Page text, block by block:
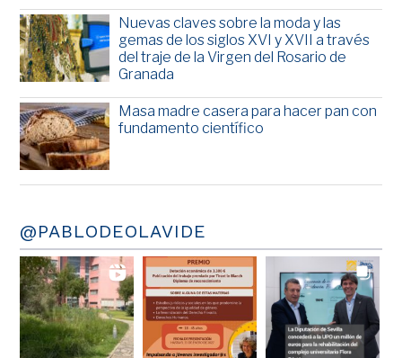
Nuevas claves sobre la moda y las
gemas de los siglos XVI y XVII a través
del traje de la Virgen del Rosario de
Granada
Masa madre casera para hacer pan con
fundamento científico
@PABLODEOLAVIDE